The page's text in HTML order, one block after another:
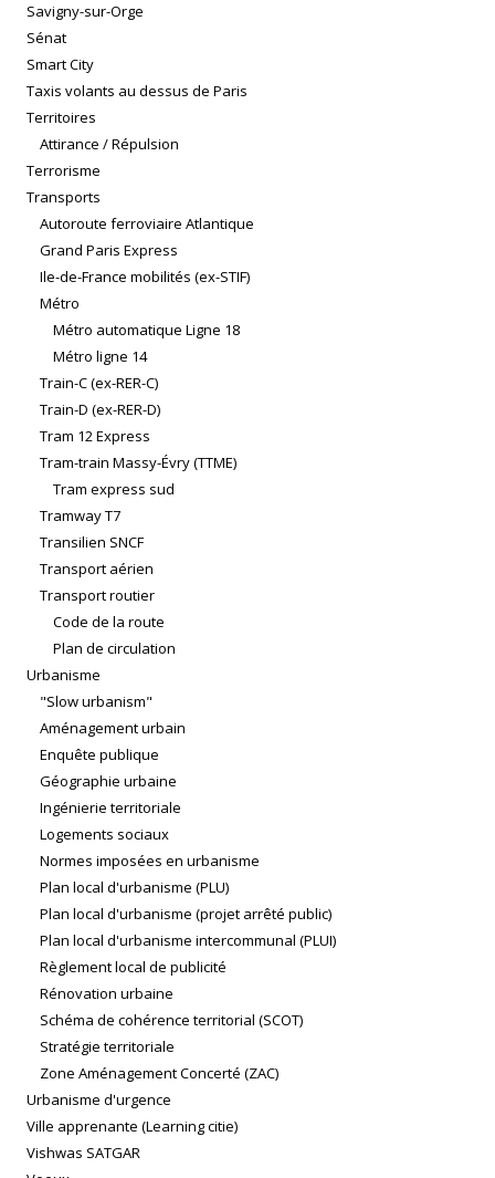
Savigny-sur-Orge
Sénat
Smart City
Taxis volants au dessus de Paris
Territoires
Attirance / Répulsion
Terrorisme
Transports
Autoroute ferroviaire Atlantique
Grand Paris Express
Ile-de-France mobilités (ex-STIF)
Métro
Métro automatique Ligne 18
Métro ligne 14
Train-C (ex-RER-C)
Train-D (ex-RER-D)
Tram 12 Express
Tram-train Massy-Évry (TTME)
Tram express sud
Tramway T7
Transilien SNCF
Transport aérien
Transport routier
Code de la route
Plan de circulation
Urbanisme
"Slow urbanism"
Aménagement urbain
Enquête publique
Géographie urbaine
Ingénierie territoriale
Logements sociaux
Normes imposées en urbanisme
Plan local d'urbanisme (PLU)
Plan local d'urbanisme (projet arrêté public)
Plan local d'urbanisme intercommunal (PLUI)
Règlement local de publicité
Rénovation urbaine
Schéma de cohérence territorial (SCOT)
Stratégie territoriale
Zone Aménagement Concerté (ZAC)
Urbanisme d'urgence
Ville apprenante (Learning citie)
Vishwas SATGAR